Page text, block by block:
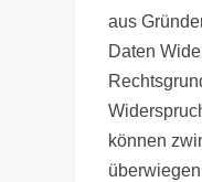
aus
Daten
können